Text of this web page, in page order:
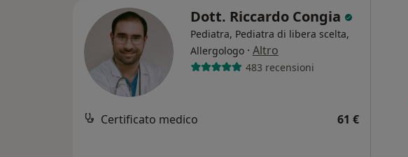
Dott. Riccardo Congia
Pediatra, Pediatra di libera scelta,
Allergologo · Altro
483 recensioni
Certificato medico 61 €